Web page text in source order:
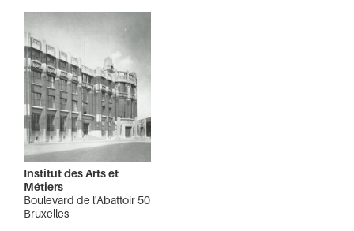
Institut des Arts et
Métiers
Boulevard de l'Abattoir 50
Bruxelles